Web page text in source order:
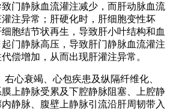
门静脉血流灌注减少，而肝动脉血流
注异常；肝硬化时，肝细胞变性坏
胞结节状再生，导致肝小叶结构和血
门静脉高压，导致肝门静脉血流灌注
偿增加，从而出现肝灌注异常。
心衰竭、心包疾患及纵隔纤维化、
上静脉受累及下腔静脉阻塞、上腔静
静脉、腹壁上静脉引流沿肝周韧带入